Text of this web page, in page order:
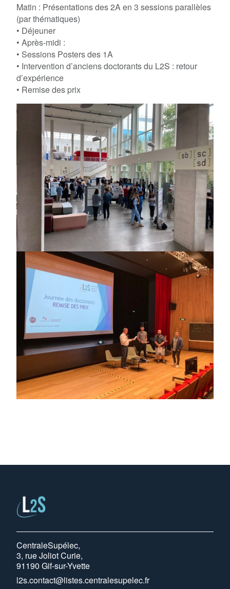
Matin : Présentations des 2A en 3 sessions parallèles
(par thématiques)
• Déjeuner
• Après-midi :
• Sessions Posters des 1A
• Intervention d’anciens doctorants du L2S : retour
d’expérience
• Remise des prix
CentraleSupélec,
3, rue Joliot Curie,
91190 Gif-sur-Yvette
l2s.contact@listes.centralesupelec.fr